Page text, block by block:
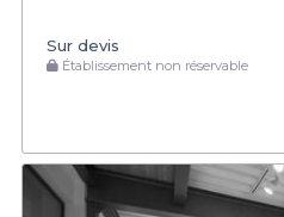
Sur devis
Établissement non réservable